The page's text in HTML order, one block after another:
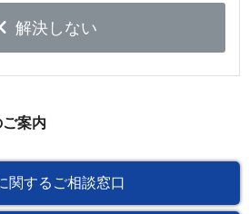
解決しない
案内
関するご相談窓口